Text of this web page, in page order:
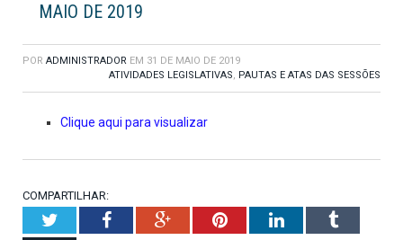
MAIO DE 2019
POR ADMINISTRADOR EM 31 DE MAIO DE 2019
ATIVIDADES LEGISLATIVAS, PAUTAS E ATAS DAS SESSÕES
Clique aqui para visualizar
COMPARTILHAR:
TwitterFacebookGoogle+PinterestLinkedInTumblr